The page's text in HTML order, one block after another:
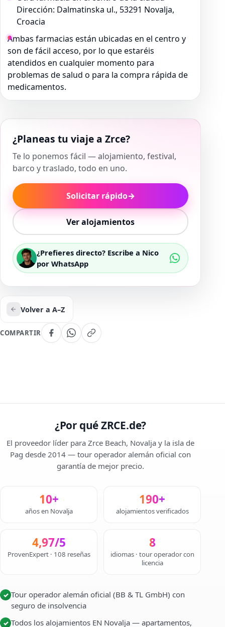
Dirección: Dalmatinska ul., 53291 Novalja,
Croacia
Ambas farmacias están ubicadas en el centro y
son de fácil acceso, por lo que estaréis
atendidos en cualquier momento para
problemas de salud o para la compra rápida de
medicamentos.
¿Planeas tu viaje a Zrce?
Te lo ponemos fácil — alojamiento, festival,
barco y traslado, todo en uno.
Solicitar rápido→
Ver alojamientos
¿Prefieres directo? Escribe a Nico
por WhatsApp
Volver a A–Z
COMPARTIR
¿Por qué ZRCE.de?
El proveedor líder para Zrce Beach, Novalja y la isla de
Pag desde 2014 — tour operador alemán oficial con
garantía de mejor precio.
10+
años en Novalja
190+
alojamientos verificados
4,97/5
ProvenExpert · 108 reseñas
8
idiomas · tour operador con
licencia
✓ Tour operador alemán oficial (BB & TL GmbH) con
seguro de insolvencia
✓ Todos los alojamientos EN Novalja — apartamentos,